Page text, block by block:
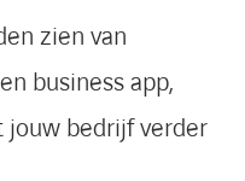
zien van
business app,
jouw bedrijf verder